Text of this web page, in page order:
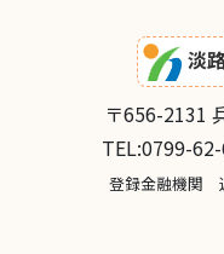
淡
〒656-2131
TEL:0799-
登録金融機関